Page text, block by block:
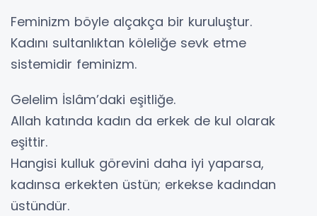
Feminizm böyle alçakça bir kuruluştur.
Kadını sultanlıktan köleliğe sevk etme
sistemidir feminizm.
Gelelim İslâm’daki eşitliğe.
Allah katında kadın da erkek de kul olarak
eşittir.
Hangisi kulluk görevini daha iyi yaparsa,
kadınsa erkekten üstün; erkekse kadından
üstündür.